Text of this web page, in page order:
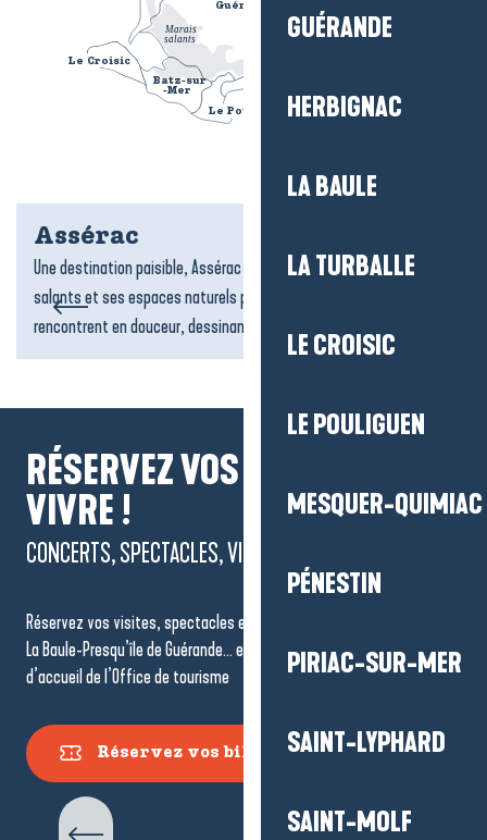
GUÉRANDE
HERBIGNAC
LA BAULE
LA TURBALLE
LE CROISIC
LE POULIGUEN
MESQUER-QUIMIAC
PÉNESTIN
PIRIAC-SUR-MER
SAINT-LYPHARD
SAINT-MOLF
Guérande
Batz-sur
-Mer
Le Pouliguen
Le Croisic
Marais
salants
Assérac
Une destination paisible, Assérac séduit par ses plages, ses marais
salants et ses espaces naturels préservés. Ici, la mer et la terre se
rencontrent en douceur, dessinant des...
RÉSERVEZ VOS MOMENTS À
VIVRE !
CONCERTS, SPECTACLES, VISITES...
Réservez vos visites, spectacles et événements à ne pas manquer à
La Baule-Presqu’île de Guérande… en un clic ou dans l’un des points
d’accueil de l’Office de tourisme
Réservez vos billets
Visites Guidées